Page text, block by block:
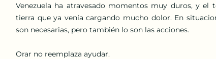
Venezuela ha atravesado momentos muy duros, y
tierra que ya venía cargando mucho dolor. En
son necesarias, pero también lo son las acciones.
Orar no reemplaza ayudar.